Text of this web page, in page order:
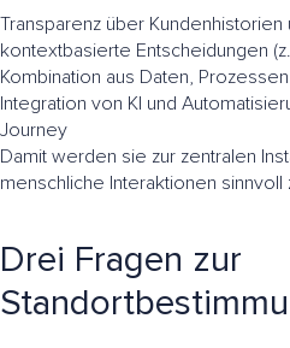
Transparenz über Kundenhistorien
kontextbasierte Entscheidungen
Kombination aus Daten,
Integration von KI und
Journey
Damit werden sie zur zentralen
menschliche Interaktionen
Drei Fragen zur